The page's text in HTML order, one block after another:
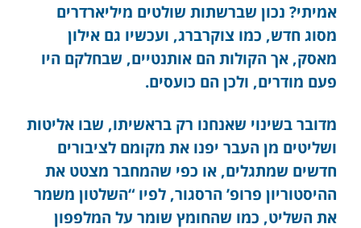
אמיתי? נכון שברשתות שולטים מיליארדרים
מסוג חדש, כמו צוקרברג, ועכשיו גם אילון
מאסק, אך הקולות הם אותנטיים, שבחלקם היו
פעם מודרים, ולכן הם כועסים.
מדובר בשינוי שאנחנו רק בראשיתו, שבו אליטות
ושליטים מן העבר יפנו את מקומם לציבורים
חדשים שמתגלים, או כפי שהמחבר מצטט את
ההיסטוריון פרופ’ הרסגור, לפיו “השלטון משמר
את השליט, כמו שהחומץ שומר על המלפפון